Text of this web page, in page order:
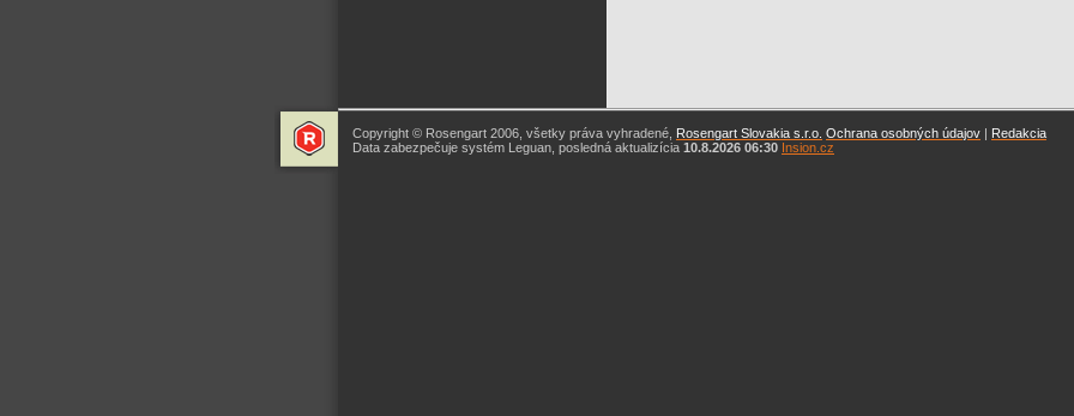
Copyright © Rosengart 2006, všetky práva vyhradené, Rosengart Slovakia s.r.o. Ochrana osobných údajov | Redakcia
Data zabezpečuje systém Leguan, posledná aktualizícia 10.8.2026 06:30 Insion.cz